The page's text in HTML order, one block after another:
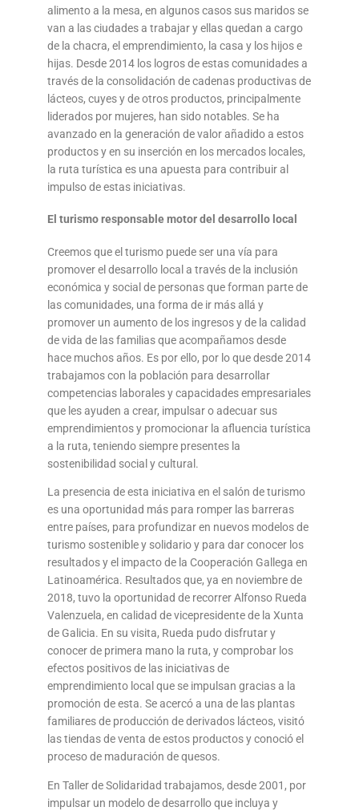
alimento a la mesa, en algunos casos sus maridos se
van a las ciudades a trabajar y ellas quedan a cargo
de la chacra, el emprendimiento, la casa y los hijos e
hijas. Desde 2014 los logros de estas comunidades a
través de la consolidación de cadenas productivas de
lácteos, cuyes y de otros productos, principalmente
liderados por mujeres, han sido notables. Se ha
avanzado en la generación de valor añadido a estos
productos y en su inserción en los mercados locales,
la ruta turística es una apuesta para contribuir al
impulso de estas iniciativas.
El turismo responsable motor del desarrollo local
Creemos que el turismo puede ser una vía para
promover el desarrollo local a través de la inclusión
económica y social de personas que forman parte de
las comunidades, una forma de ir más allá y
promover un aumento de los ingresos y de la calidad
de vida de las familias que acompañamos desde
hace muchos años. Es por ello, por lo que desde 2014
trabajamos con la población para desarrollar
competencias laborales y capacidades empresariales
que les ayuden a crear, impulsar o adecuar sus
emprendimientos y promocionar la afluencia turística
a la ruta, teniendo siempre presentes la
sostenibilidad social y cultural.
La presencia de esta iniciativa en el salón de turismo
es una oportunidad más para romper las barreras
entre países, para profundizar en nuevos modelos de
turismo sostenible y solidario y para dar conocer los
resultados y el impacto de la Cooperación Gallega en
Latinoamérica. Resultados que, ya en noviembre de
2018, tuvo la oportunidad de recorrer Alfonso Rueda
Valenzuela, en calidad de vicepresidente de la Xunta
de Galicia. En su visita, Rueda pudo disfrutar y
conocer de primera mano la ruta, y comprobar los
efectos positivos de las iniciativas de
emprendimiento local que se impulsan gracias a la
promoción de esta. Se acercó a una de las plantas
familiares de producción de derivados lácteos, visitó
las tiendas de venta de estos productos y conoció el
proceso de maduración de quesos.
En Taller de Solidaridad trabajamos, desde 2001, por
impulsar un modelo de desarrollo que incluya y